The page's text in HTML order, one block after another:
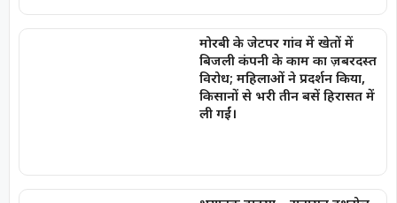
मोरबी के जेटपर गांव में खेतों में
बिजली कंपनी के काम का ज़बरदस्त
विरोध; महिलाओं ने प्रदर्शन किया,
किसानों से भरी तीन बसें हिरासत में
ली गईं।